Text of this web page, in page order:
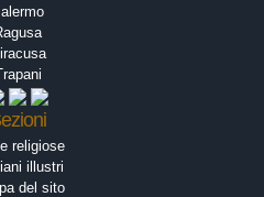
religiose
illustri
del sito